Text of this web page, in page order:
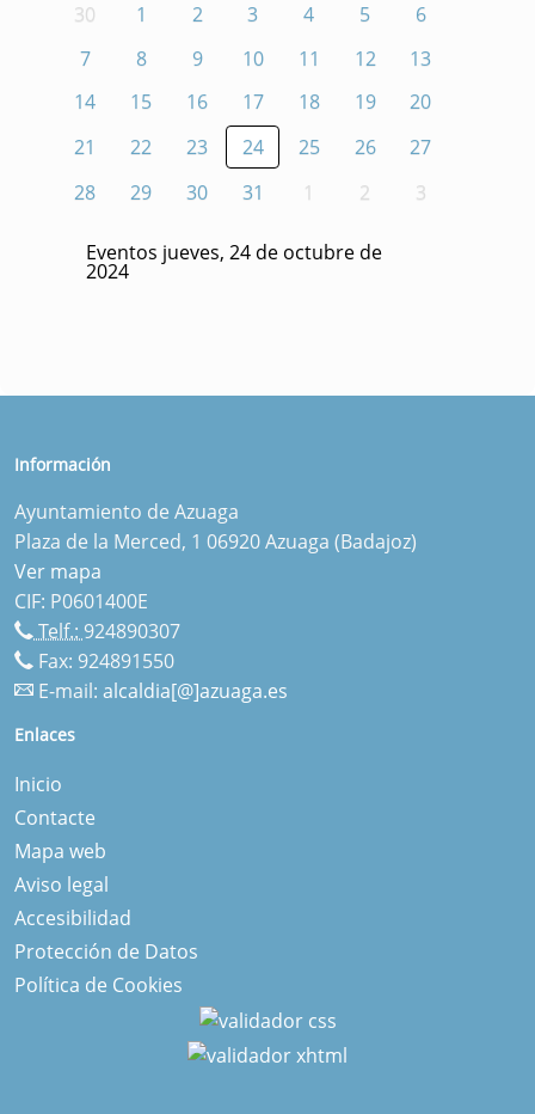
30 1 2 3 4 5
6
7
8 9 10 11 12
13
14
15 16 17 18 19
20
21
22 23 24 25 26
27
28
29 30 31 1 2 3
Eventos jueves, 24 de octubre de
2024
Información
Ayuntamiento de Azuaga
Plaza de la Merced, 1 06920 Azuaga (Badajoz)
Ver mapa
CIF: P0601400E
Telf.: 924890307
Fax: 924891550
E-mail: alcaldia[@]azuaga.es
Enlaces
Inicio
Contacte
Mapa web
Aviso legal
Accesibilidad
Protección de Datos
Política de Cookies